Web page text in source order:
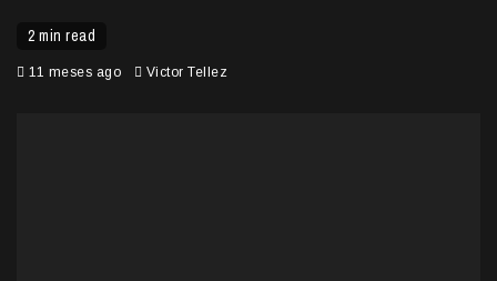
2 min read
11 meses ago Victor Tellez